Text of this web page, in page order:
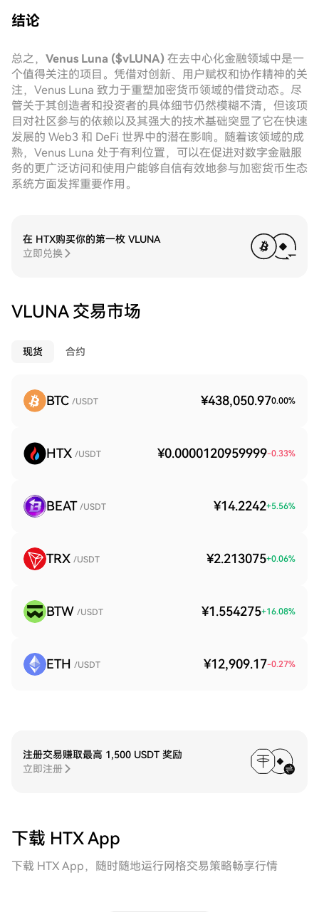
结论
总之， Venus Luna ($vLUNA) 在去中心化金融领域中是一
个值得关注的项目。凭借对创新、用户赋权和协作精神的关
注，Venus Luna 致力于重塑加密货币领域的借贷动态。尽
管关于其创造者和投资者的具体细节仍然模糊不清，但该项
目对社区参与的依赖以及其强大的技术基础突显了它在快速
发展的 Web3 和 DeFi 世界中的潜在影响。随着该领域的成
熟，Venus Luna 处于有利位置，可以在促进对数字金融服
务的更广泛访问和使用户能够自信有效地参与加密货币生态
系统方面发挥重要作用。
在 HTX购买你的第一枚 VLUNA
立即兑换
VLUNA 交易市场
现货 合约
BTC /USDT ¥438,050.970.00%
HTX /USDT ¥0.0000120959999-0.33%
BEAT /USDT ¥14.2242+5.56%
TRX /USDT ¥2.213075+0.06%
BTW /USDT ¥1.554275+16.08%
ETH /USDT ¥12,909.17-0.27%
注册交易赚取最高 1,500 USDT 奖励
立即注册
下载 HTX App
下载 HTX App，随时随地运行网格交易策略畅享行情